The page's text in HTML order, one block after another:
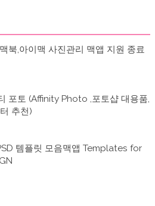
라
디
오
북,아이맥 사진관리 맥앱 지원 종료
포토 (Affinity Photo ,포토샵 대용품,
추천)
템플릿 모음맥앱 Templates for